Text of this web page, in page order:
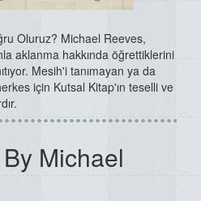
Oluruz? Michael Reeves,
aklanma hakkında öğrettiklerini
Mesih'i tanımayan ya da
için Kutsal Kitap'ın teselli ve
Michael